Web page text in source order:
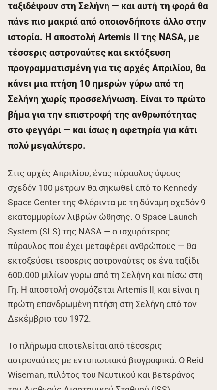
ταξιδέψουν στη Σελήνη — και αυτή τη φορά θα
πάνε πιο μακριά από οποιονδήποτε άλλο στην
ιστορία. Η αποστολή Artemis II της NASA, με
τέσσερις αστροναύτες και εκτόξευση
προγραμματισμένη για τις αρχές Απριλίου, θα
κάνει μια πτήση 10 ημερών γύρω από τη
Σελήνη χωρίς προσσελήνωση. Είναι το πρώτο
βήμα για την επιστροφή της ανθρωπότητας
στο φεγγάρι — και ίσως η αφετηρία για κάτι
πολύ μεγαλύτερο.
Στις αρχές Απριλίου, ένας πύραυλος ύψους
σχεδόν 100 μέτρων θα σηκωθεί από το Kennedy
Space Center της Φλόριντα με τη δύναμη σχεδόν 9
εκατομμυρίων λιβρών ώθησης. Ο Space Launch
System (SLS) της NASA — ο ισχυρότερος
πύραυλος που έχει μεταφέρει ανθρώπους — θα
εκτοξεύσει τέσσερις αστροναύτες σε ένα ταξίδι
600.000 μιλίων γύρω από τη Σελήνη και πίσω στη
Γη. Η αποστολή ονομάζεται Artemis II, και είναι η
πρώτη επανδρωμένη πτήση στη Σελήνη από τον
Δεκέμβριο του 1972.
Το πλήρωμα αποτελείται από τέσσερις
αστροναύτες με εντυπωσιακά βιογραφικά. Ο Reid
Wiseman, πιλότος του Ναυτικού και βετεράνος